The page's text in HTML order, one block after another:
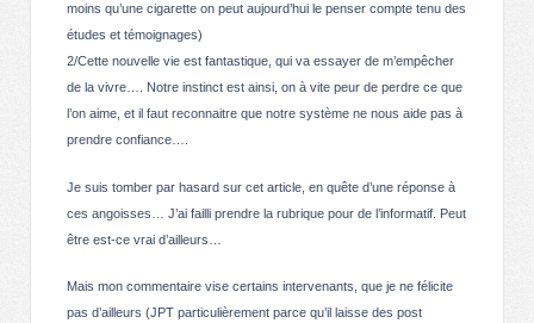
moins qu’une cigarette on peut aujourd’hui le penser compte tenu des
études et témoignages)
2/Cette nouvelle vie est fantastique, qui va essayer de m’empêcher
de la vivre…. Notre instinct est ainsi, on à vite peur de perdre ce que
l’on aime, et il faut reconnaitre que notre système ne nous aide pas à
prendre confiance….
Je suis tomber par hasard sur cet article, en quête d’une réponse à
ces angoisses… J’ai failli prendre la rubrique pour de l’informatif. Peut
être est-ce vrai d’ailleurs…
Mais mon commentaire vise certains intervenants, que je ne félicite
pas d’ailleurs (JPT particulièrement parce qu’il laisse des post